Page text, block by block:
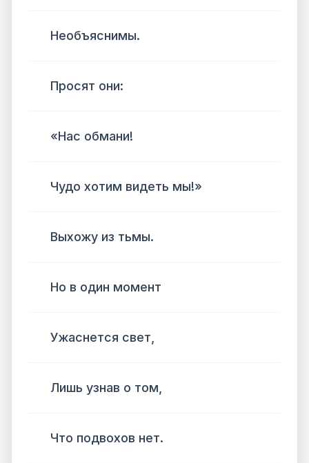
Необъяснимы.
Просят они:
«Нас обмани!
Чудо хотим видеть мы!»
Выхожу из тьмы.
Но в один момент
Ужаснется свет,
Лишь узнав о том,
Что подвохов нет.